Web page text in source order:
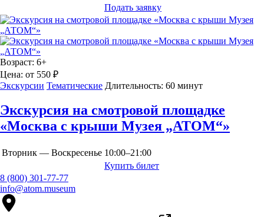
Подать заявку
Возраст: 6+
Цена: от 550 ₽
Экскурсии Тематические Длительность: 60 минут
Экскурсия на смотровой площадке
«Москва с крыши Музея „АТОМ“»
Вторник — Воскресенье 10:00–21:00
Купить билет
8 (800) 301-77-77
info@atom.museum